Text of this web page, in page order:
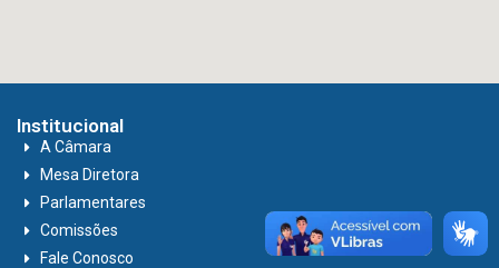
Institucional
A Câmara
Mesa Diretora
Parlamentares
Comissões
Fale Conosco